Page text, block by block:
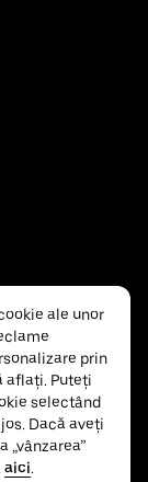
ale unor
prin
aflați. Puteți
selectând
Dacă aveți
„vânzarea”
aici.